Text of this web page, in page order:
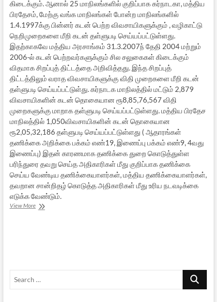
கிடைக்கும். ஆனால் 25 மாநிலங்களில் குறிப்பாக கர்நாடகா, மத்திய
பிரதேசம், மேற்கு வங்க மாநிலங்கள் போன்ற மாநிலங்களில்
1.4.1997க்கு பின்னர் கடன் பெற்ற விவசாயிகளுக்கும் , வழிகாட்டு
நெறிமுறைகளை மீறி கடன் தள்ளுபடி செய்யப்பட்டுள்ளது.
இதற்காகவே மத்திய அரசாங்கம் 31.3.2007ந் தேதி 2004 மற்றும்
2006-ல் கடன் பெற்றவர்களுக்கும் சில சலுகைகள் கிடைக்கும்
விதமாக சிறப்புத் திட்டத்தை அறிவித்தது. இந்த சிறப்புத்
திட்டத்திலும் வராத விவசாயிகளுக்கு விதி முறைகளை மீறி கடன்
தள்ளுபடி செய்யப்பட்டுள்து. கர்நாடக மாநிலத்தில் மட்டும் 2,879
விவசாயிகளின் கடன் தொகையான ரூ8,85,76,567 விதி
முறைகளுக்கு மாறாக தள்ளுபடி செய்யப்பட்டுள்ளது. மத்திய பிரதேச
மாநிலத்தில் 1,050விவசாயிகளின் கடன் தொகையான
ரூ2,05,32,186 தள்ளுபடி செய்யப்பட்டுள்ளது ( ஆதாரங்கள்
தணிக்கை அறிக்கை பக்கம் எண்19, இணைப்பு பக்கம் எண்9, 4வது
இணைப்பு) இதன் காரணமாக தணிக்கை துறை கொடுத்துள்ள
பரிந்துரை தவறு செய்த அதிகாரிகள் மீது குறிப்பாக தணிக்கை
செய்ய வேண்டிய தணிக்கையாளர்கள், மத்திய தணிக்கையாளர்கள்,
தவறான சான்றிதழ் கொடுத்த அதிகாரிகள் மீது உரிய நடவடிக்கை
எடுக்க வேண்டும்.
View Moreவிவசாயிகளின்
Search